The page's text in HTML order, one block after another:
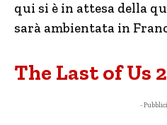
qui si è in attesa della
sarà ambientata in
The Last of Us
-